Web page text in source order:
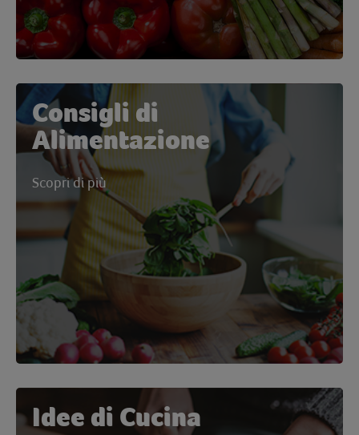
Consigli di
Alimentazione
Scopri di più
Idee di Cucina